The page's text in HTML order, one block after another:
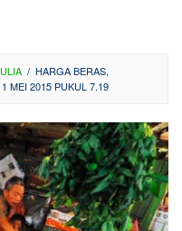
/ HARGA BERAS,
MEI 2015 PUKUL 7.19